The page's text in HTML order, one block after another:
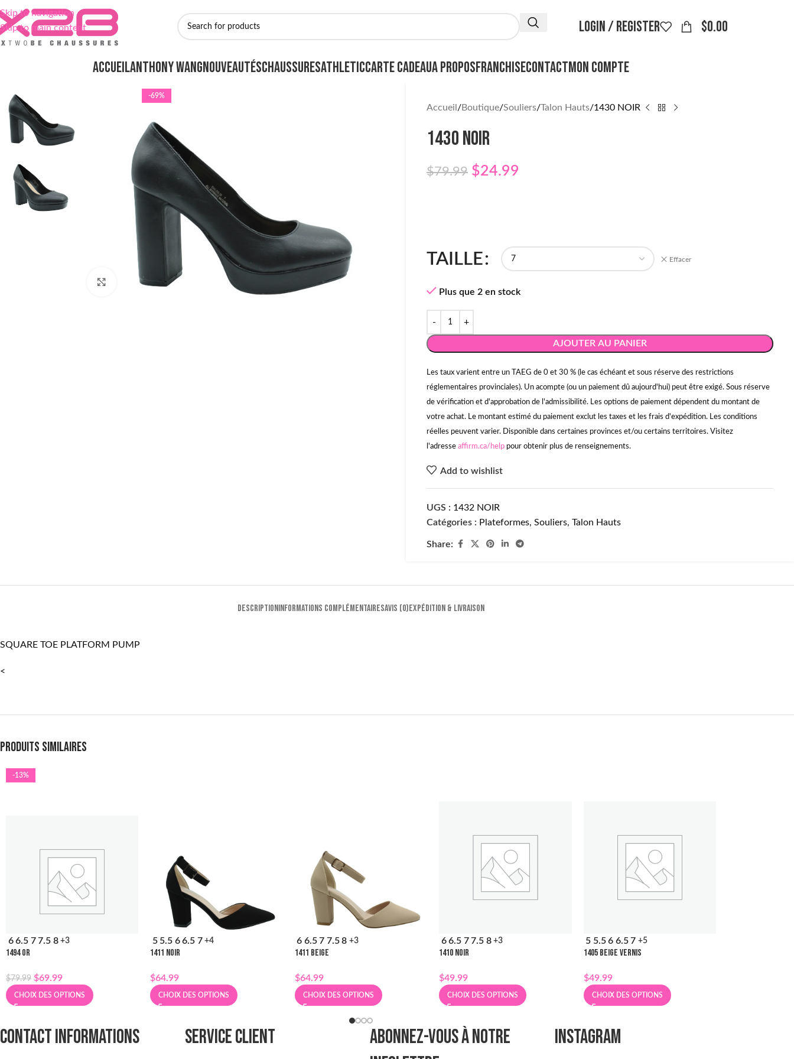
Skip to navigation
Skip to main content
LOGIN / REGISTER $0.00
ACCUEILANTHONY WANGNOUVEAUTÉSCHAUSSURESATHLETICCARTE CADEAUA PROPOSFRANCHISECONTACTMON COMPTE
-69%
Click to enlarge
Accueil Boutique Souliers Talon Hauts 1430 NOIR
1430 NOIR
$79.99 $24.99
TAILLE Effacer
Plus que 2 en stock
AJOUTER AU PANIER
Les taux varient entre un TAEG de 0 et 30 % (le cas échéant et sous réserve des restrictions
réglementaires provinciales). Un acompte (ou un paiement dû aujourd'hui) peut être exigé. Sous réserve
de vérification et d'approbation de l'admissibilité. Les options de paiement dépendent du montant de
votre achat. Le montant estimé du paiement exclut les taxes et les frais d'expédition. Les conditions
réelles peuvent varier. Disponible dans certaines provinces et/ou certains territoires. Visitez
l'adresse affirm.ca/help pour obtenir plus de renseignements.
Add to wishlist
UGS : 1432 NOIR
Catégories : Plateformes, Souliers, Talon Hauts
Share:
DESCRIPTIONINFORMATIONS COMPLÉMENTAIRESAVIS (0)EXPÉDITION & LIVRAISON
SQUARE TOE PLATFORM PUMP
<
Produits similaires
-13%
6 6.5 7 7.5 8 +3
1494 OR
$79.99 $69.99
CHOIX DES OPTIONS
5 5.5 6 6.5 7 +4
1411 NOIR
$64.99
CHOIX DES OPTIONS
6 6.5 7 7.5 8 +3
1411 BEIGE
$64.99
CHOIX DES OPTIONS
6 6.5 7 7.5 8 +3
1410 NOIR
$49.99
CHOIX DES OPTIONS
5 5.5 6 6.5 7 +5
1405 BEIGE VERNIS
$49.99
CHOIX DES OPTIONS
CONTACT INFORMATIONS SERVICE CLIENT
ABONNEZ-VOUS À NOTRE
INSTAGRAM